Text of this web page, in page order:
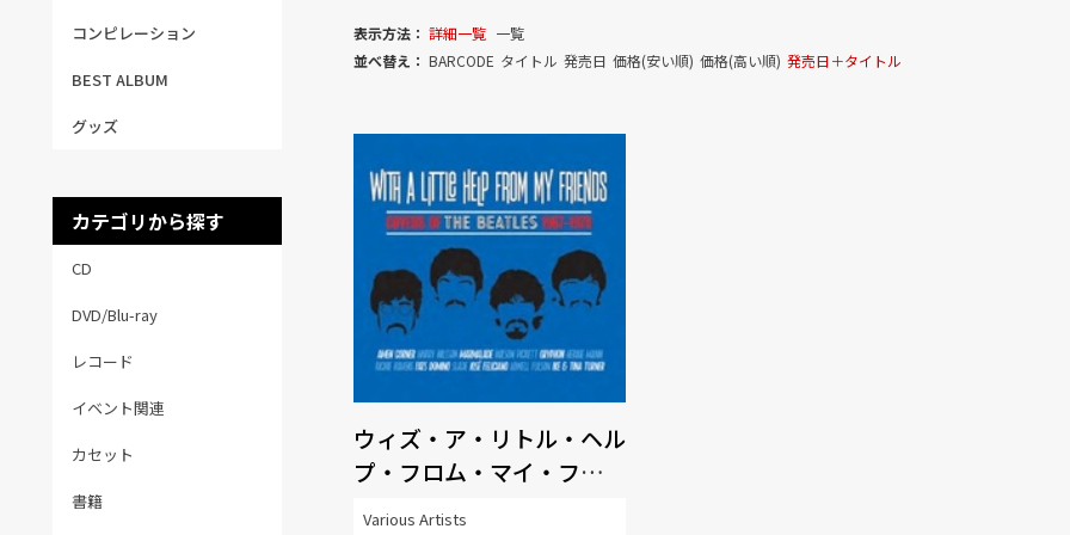
コンピレーション
BEST ALBUM
グッズ
カテゴリから探す
CD
DVD/Blu-ray
レコード
イベント関連
カセット
書籍
表示方法： 詳細一覧 一覧
並べ替え： BARCODE タイトル 発売日 価格(安い順) 価格(高い順) 発売日＋タイトル
ウィズ・ア・リトル・ヘル
プ・フロム・マイ・フレン
ズ・カヴァーズ・オブ・
Various Artists